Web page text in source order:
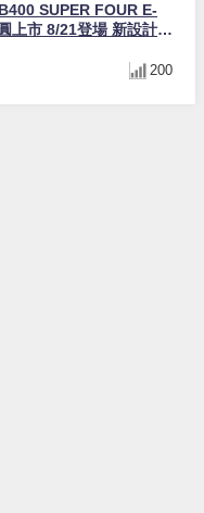
SUPER FOUR E-
市 8/21登場 新設計直
200